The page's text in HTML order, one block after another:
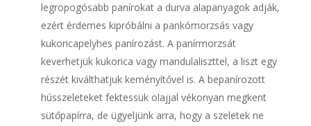
legropogósabb panírokat a durva alapanyagok adják,
ezért érdemes kipróbálni a pankómorzsás vagy
kukoricapelyhes panírozást. A panírmorzsát
keverhetjük kukorica vagy mandulaliszttel, a liszt egy
részét kiválthatjuk keményítővel is. A bepanírozott
hússzeleteket fektessük olajjal vékonyan megkent
sütőpapírra, de ügyeljünk arra, hogy a szeletek ne